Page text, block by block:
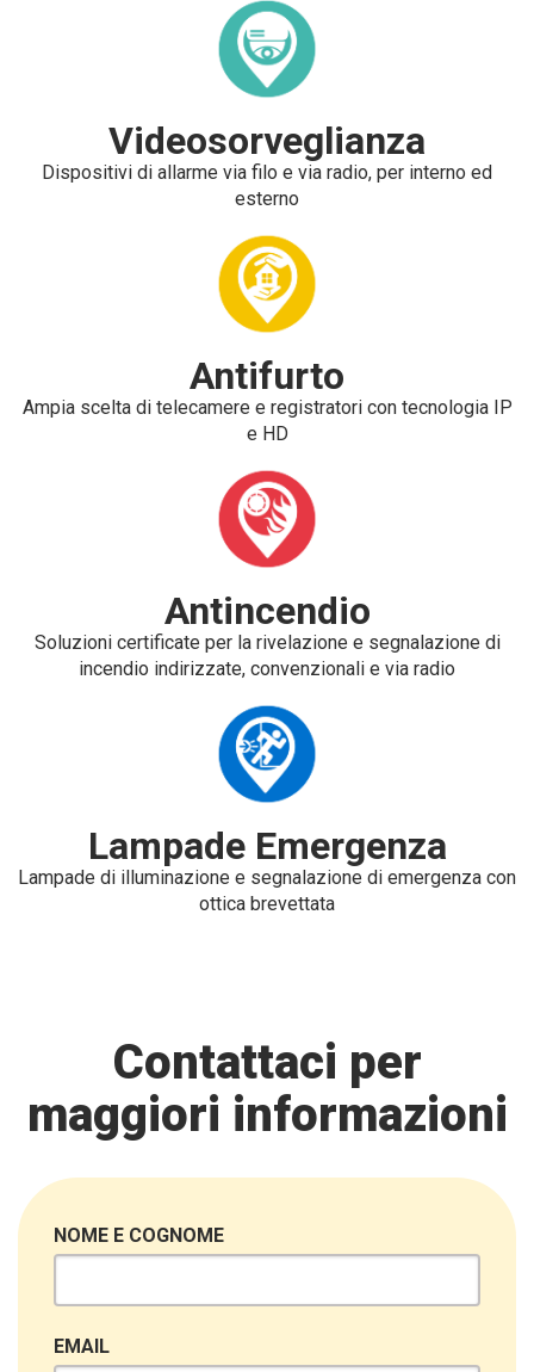
Videosorveglianza
Dispositivi di allarme via filo e via radio, per interno ed
esterno
Antifurto
Ampia scelta di telecamere e registratori con tecnologia IP
e HD
Antincendio
Soluzioni certificate per la rivelazione e segnalazione di
incendio indirizzate, convenzionali e via radio
Lampade Emergenza
Lampade di illuminazione e segnalazione di emergenza con
ottica brevettata
Contattaci per
maggiori informazioni
NOME E COGNOME
EMAIL